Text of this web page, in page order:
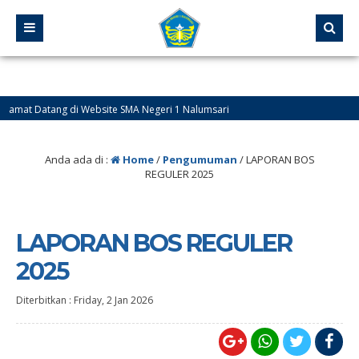
Datang di Website SMA Negeri 1 Nalumsari
Anda ada di : Home/ Pengumuman /LAPORAN BOS
REGULER 2025
LAPORAN BOS REGULER
2025
Diterbitkan : Friday, 2 Jan 2026